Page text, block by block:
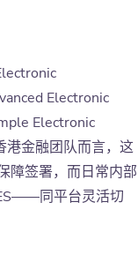
Electronic
Electronic
港金融团队而言，这
障签署，而日常内部
同平台灵活切